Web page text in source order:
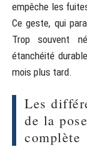
empêche les
Ce geste, qui
Trop souvent
étanchéité
mois plus tard.
Les
de la
complète